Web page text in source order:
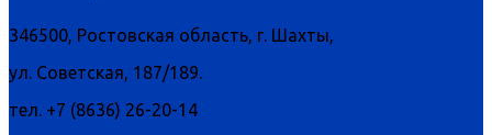
346500, Ростовская область, г. Шахты,
ул. Советская, 187/189.
тел. +7 (8636) 26-20-14